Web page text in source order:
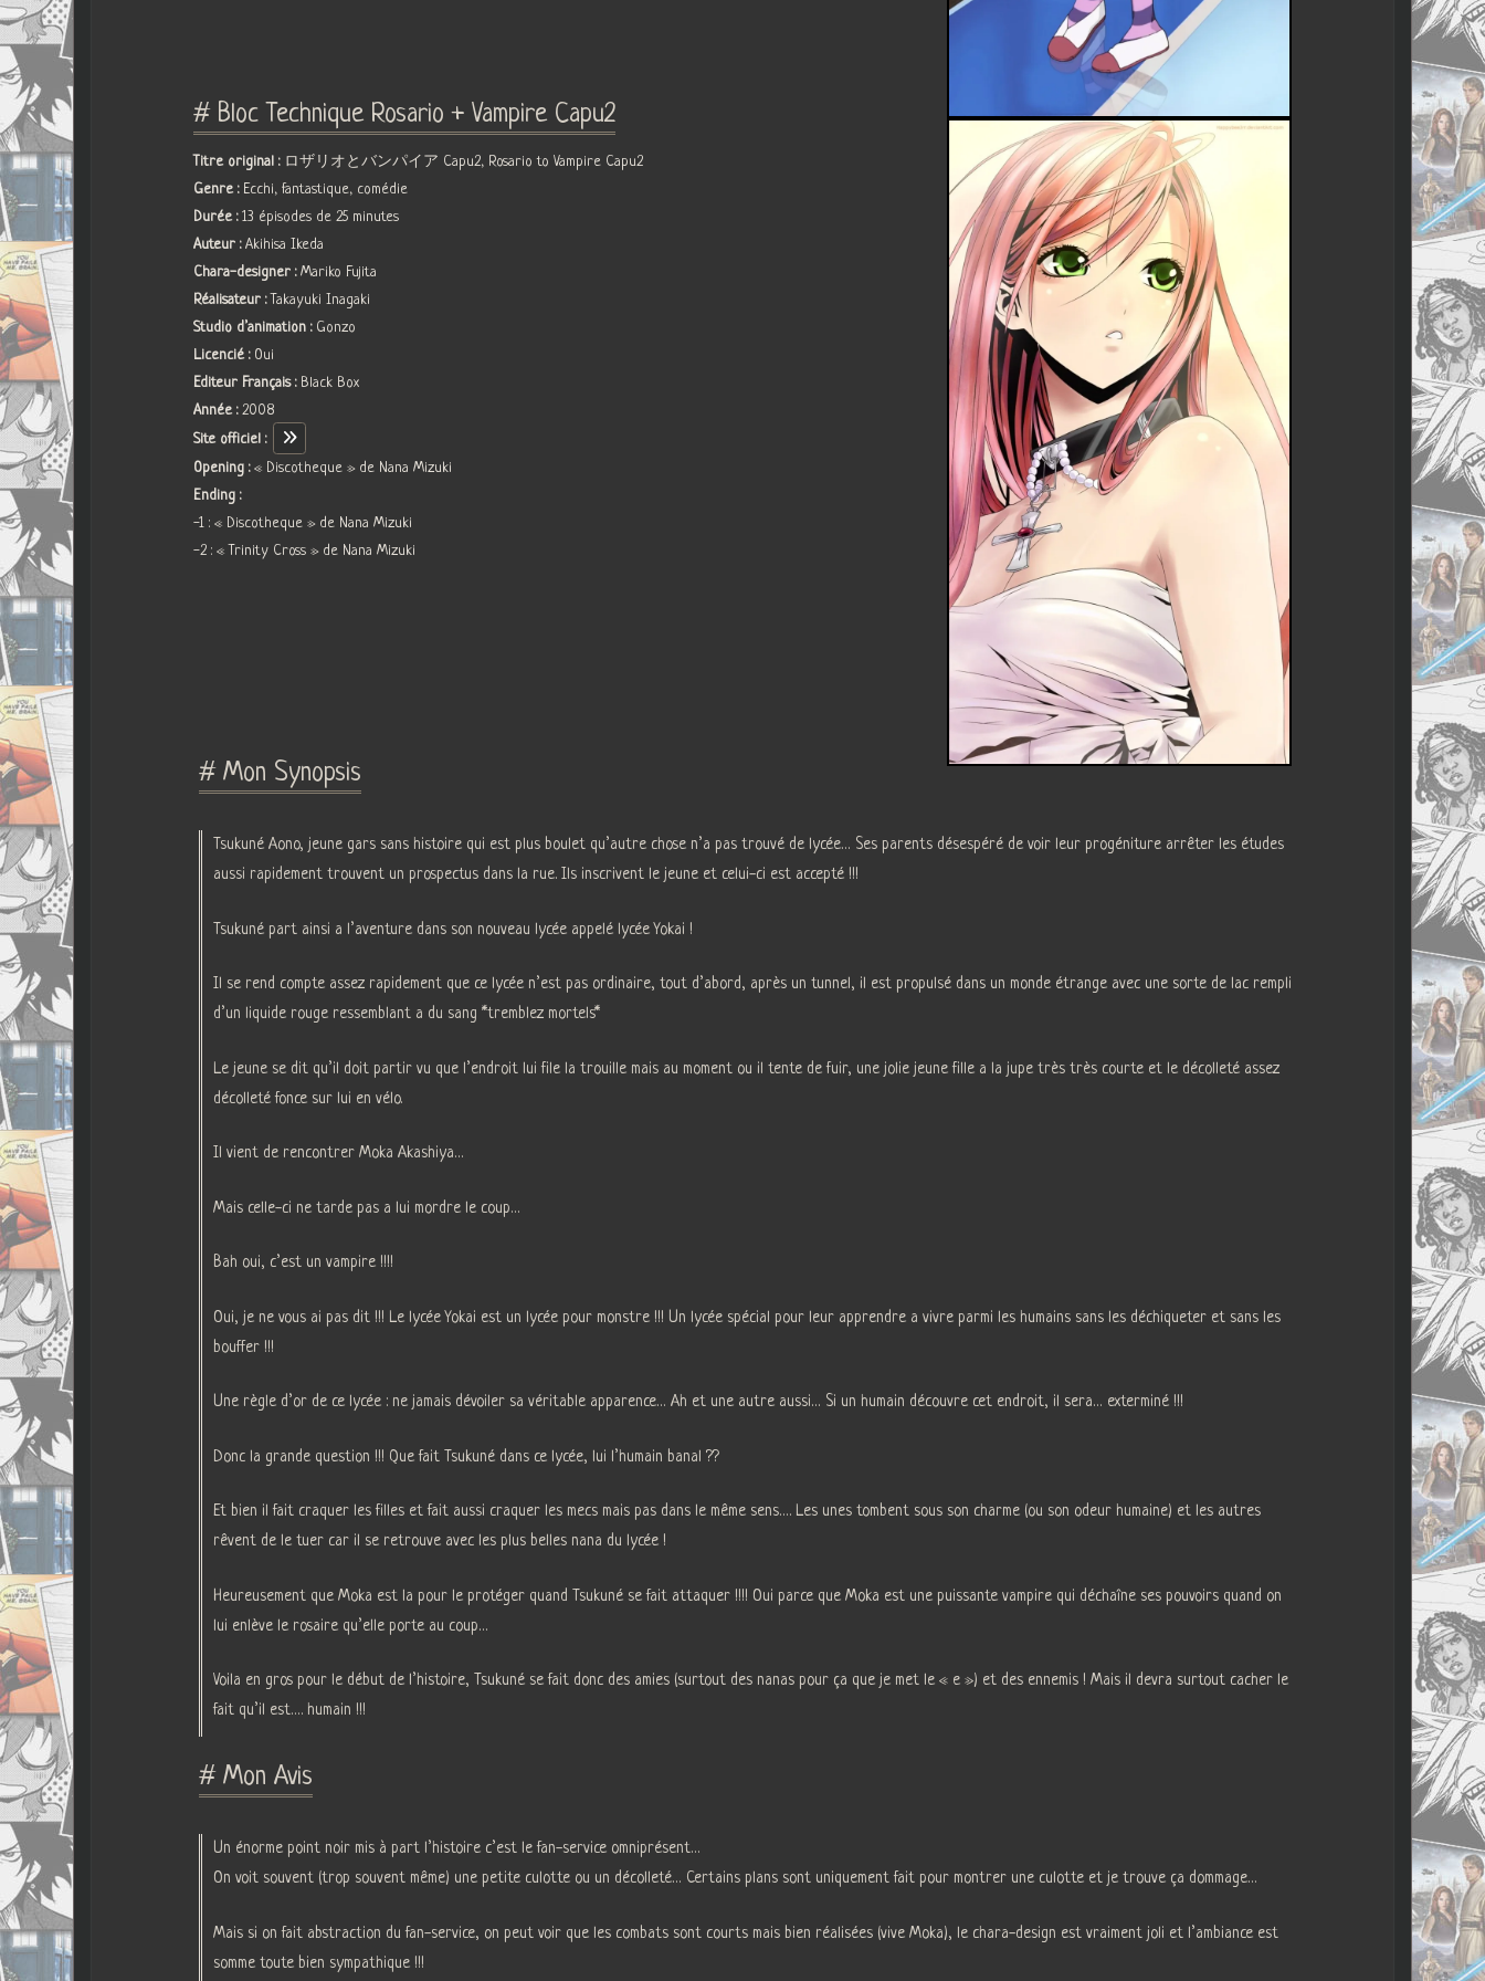
# Bloc Technique Rosario + Vampire Capu2
Titre original : ロザリオとバンパイア Capu2, Rosario to Vampire Capu2
Genre : Ecchi, fantastique, comédie
Durée :13 épisodes de 25 minutes
Auteur :Akihisa Ikeda
Chara-designer :Mariko Fujita
Réalisateur : Takayuki Inagaki
Studio d’animation : Gonzo
Licencié : Oui
Editeur Français : Black Box
Année :2008
Site officiel :
Opening :« Discotheque » de Nana Mizuki
Ending :
-1 : « Discotheque » de Nana Mizuki
-2 : « Trinity Cross » de Nana Mizuki
# Mon Synopsis
Tsukuné Aono, jeune gars sans histoire qui est plus boulet qu’autre chose n’a pas trouvé de lycée… Ses parents désespéré de voir leur progéniture arrêter les études
aussi rapidement trouvent un prospectus dans la rue. Ils inscrivent le jeune et celui-ci est accepté !!!
Tsukuné part ainsi a l’aventure dans son nouveau lycée appelé lycée Yokai !
Il se rend compte assez rapidement que ce lycée n’est pas ordinaire, tout d’abord, après un tunnel, il est propulsé dans un monde étrange avec une sorte de lac rempli
d’un liquide rouge ressemblant a du sang *tremblez mortels*
Le jeune se dit qu’il doit partir vu que l’endroit lui file la trouille mais au moment ou il tente de fuir, une jolie jeune fille a la jupe très très courte et le décolleté assez
décolleté fonce sur lui en vélo.
Il vient de rencontrer Moka Akashiya…
Mais celle-ci ne tarde pas a lui mordre le coup…
Bah oui, c’est un vampire !!!!
Oui, je ne vous ai pas dit !!! Le lycée Yokai est un lycée pour monstre !!! Un lycée spécial pour leur apprendre a vivre parmi les humains sans les déchiqueter et sans les
bouffer !!!
Une règle d’or de ce lycée : ne jamais dévoiler sa véritable apparence… Ah et une autre aussi… Si un humain découvre cet endroit, il sera… exterminé !!!
Donc la grande question !!! Que fait Tsukuné dans ce lycée, lui l’humain banal ??
Et bien il fait craquer les filles et fait aussi craquer les mecs mais pas dans le même sens…. Les unes tombent sous son charme (ou son odeur humaine) et les autres
rêvent de le tuer car il se retrouve avec les plus belles nana du lycée !
Heureusement que Moka est la pour le protéger quand Tsukuné se fait attaquer !!!! Oui parce que Moka est une puissante vampire qui déchaîne ses pouvoirs quand on
lui enlève le rosaire qu’elle porte au coup…
Voila en gros pour le début de l’histoire, Tsukuné se fait donc des amies (surtout des nanas pour ça que je met le « e ») et des ennemis ! Mais il devra surtout cacher le
fait qu’il est…. humain !!!
# Mon Avis
Un énorme point noir mis à part l’histoire c’est le fan-service omniprésent…
On voit souvent (trop souvent même) une petite culotte ou un décolleté… Certains plans sont uniquement fait pour montrer une culotte et je trouve ça dommage…
Mais si on fait abstraction du fan-service, on peut voir que les combats sont courts mais bien réalisées (vive Moka), le chara-design est vraiment joli et l’ambiance est
somme toute bien sympathique !!!